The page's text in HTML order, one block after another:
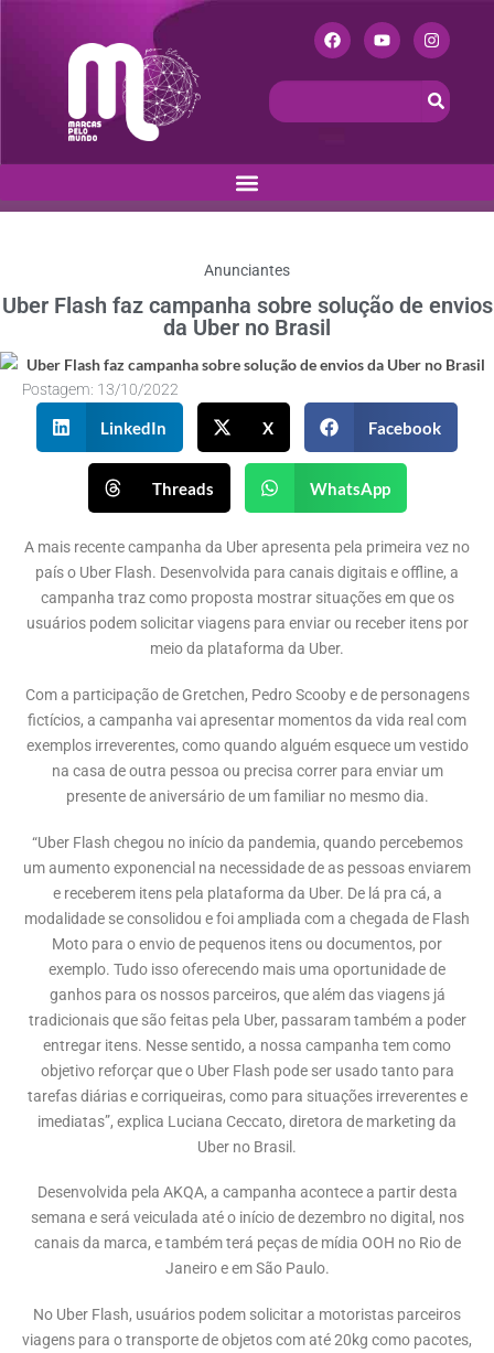
Anunciantes
Uber Flash faz campanha sobre solução de envios
da Uber no Brasil
Postagem: 13/10/2022
LinkedIn X Facebook
Threads WhatsApp
A mais recente campanha da Uber apresenta pela primeira vez no
país o Uber Flash. Desenvolvida para canais digitais e offline, a
campanha traz como proposta mostrar situações em que os
usuários podem solicitar viagens para enviar ou receber itens por
meio da plataforma da Uber.
Com a participação de Gretchen, Pedro Scooby e de personagens
fictícios, a campanha vai apresentar momentos da vida real com
exemplos irreverentes, como quando alguém esquece um vestido
na casa de outra pessoa ou precisa correr para enviar um
presente de aniversário de um familiar no mesmo dia.
“Uber Flash chegou no início da pandemia, quando percebemos
um aumento exponencial na necessidade de as pessoas enviarem
e receberem itens pela plataforma da Uber. De lá pra cá, a
modalidade se consolidou e foi ampliada com a chegada de Flash
Moto para o envio de pequenos itens ou documentos, por
exemplo. Tudo isso oferecendo mais uma oportunidade de
ganhos para os nossos parceiros, que além das viagens já
tradicionais que são feitas pela Uber, passaram também a poder
entregar itens. Nesse sentido, a nossa campanha tem como
objetivo reforçar que o Uber Flash pode ser usado tanto para
tarefas diárias e corriqueiras, como para situações irreverentes e
imediatas”, explica Luciana Ceccato, diretora de marketing da
Uber no Brasil.
Desenvolvida pela AKQA, a campanha acontece a partir desta
semana e será veiculada até o início de dezembro no digital, nos
canais da marca, e também terá peças de mídia OOH no Rio de
Janeiro e em São Paulo.
No Uber Flash, usuários podem solicitar a motoristas parceiros
viagens para o transporte de objetos com até 20kg como pacotes,